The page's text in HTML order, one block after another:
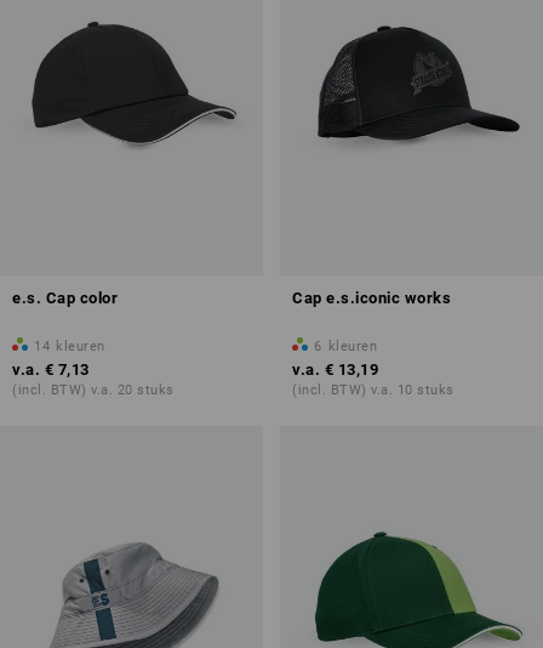
e.s. Cap color
14 kleuren
v.a. € 7,13
(incl. BTW) v.a. 20 stuks
Cap e.s.iconic works
6 kleuren
v.a. € 13,19
(incl. BTW) v.a. 10 stuks